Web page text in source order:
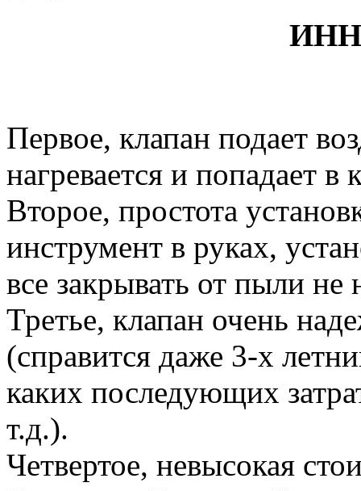
Первое, клапан подает
нагревается и попадает
Второе, простота
инструмент в руках,
все закрывать от пыли не
Третье, клапан очень
(справится даже 3-х
каких последующих
т.д.).
Четвертое, невысокая